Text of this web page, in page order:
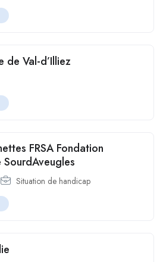
de Val-d’Illiez
FRSA Fondation
SourdAveugles
Situation de handicap